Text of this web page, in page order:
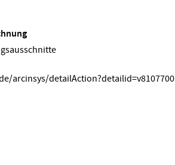
arcinsys/detailAction?detailid=v8107700